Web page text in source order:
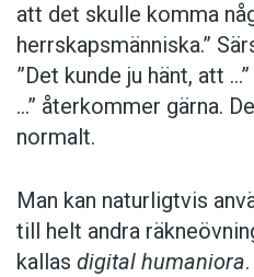
att det skulle komma
herrskapsmänniska.”
”Det kunde ju hänt, att
…” återkommer gärna.
normalt.
Man kan naturligtvis
till helt andra
kallas digital humaniora